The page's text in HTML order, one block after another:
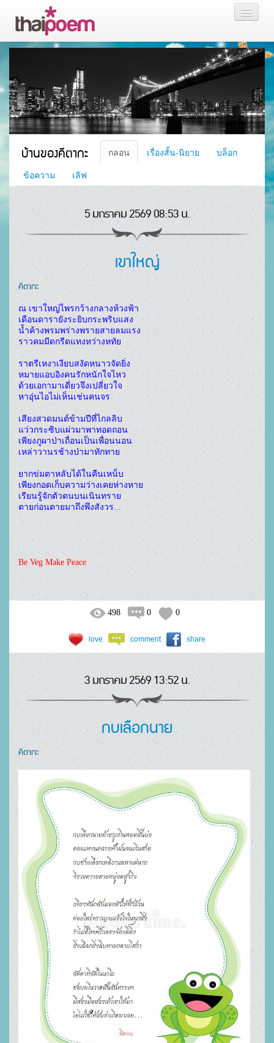
เรื่องสั้น นิยาย
บล็อก
สมาชิก
หน้าส่วนตัว
บ้านของคีตากะ กลอน เรื่องสั้น-นิยาย
บล็อก
ข้อความ
เลิฟ
5 มกราคม 2569 08:53 น.
เขาใหญ่
คีตากะ
ณ เขาใหญ่ไพรกว้างกลางห้วงฟ้า
เดือนดารายังระยิบกระพริบแสง
น้ำค้างพรมพร่างพรายสายลมแรง
ราวคมมีดกรีดแทงหว่างหทัย
ราตรีเหงาเงียบสงัดหนาวจัดยิ่ง
หมายแอบอิงคนรักหนักใจไหว
ด้วยเอกามาเดี่ยวจึงเปลี่ยวใจ
หาอุ่นไอไม่เห็นเช่นคนจร
เสียงสวดมนต์ข้ามปีที่ไกลลิบ
แว่วกระซิบแผ่วมาพาทอดถอน
เพียงภูผาป่าเถื่อนเป็นเพื่อนนอน
เหล่าวานรช้างป่ามาทักทาย
ยากข่มตาหลับได้ในคืนเหน็บ
เพียงกอดเก็บความว่างเคยห่างหาย
เรียนรู้จักตัวตนบนเนินทราย
ตายก่อนตายมาถึงพึงสังวร...
Be Veg Make Peace
498 0 0
love comment share
3 มกราคม 2569 13:52 น.
กบเลือกนาย
คีตากะ